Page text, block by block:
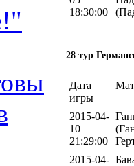
18:30:00
28 тур
Дата
игры
2015-04-
10
21:29:00
2015-04-